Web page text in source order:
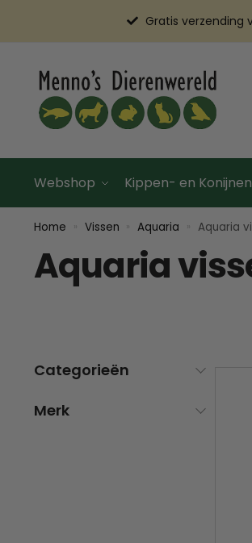
Gratis verzending
Webshop Kippen- en
Home Vissen Aquaria Aquaria
Aquaria
Categorieën
Merk